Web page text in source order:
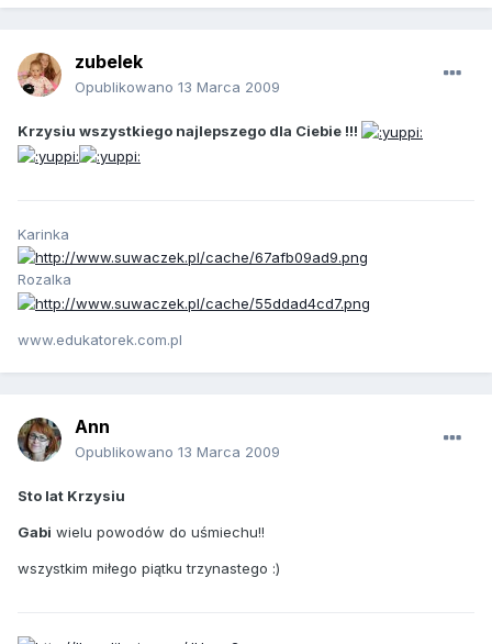
zubelek
Opublikowano 13 Marca 2009
Krzysiu wszystkiego najlepszego dla Ciebie !!!
Karinka
Rozalka
www.edukatorek.com.pl
Ann
Opublikowano 13 Marca 2009
Sto lat Krzysiu
Gabi wielu powodów do uśmiechu!!
wszystkim miłego piątku trzynastego :)